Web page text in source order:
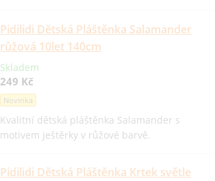
Pidilidi Dětská Pláštěnka Salamander
růžová 10let 140cm
Skladem
249 Kč
Novinka
Kvalitní dětská pláštěnka Salamander s
motivem ještěrky v růžové barvě.
Pidilidi Dětská Pláštěnka Krtek světle